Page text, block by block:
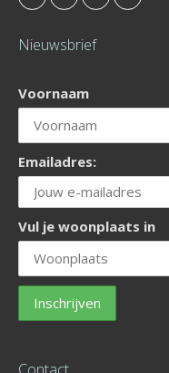
Nieuwsbrief
Voornaam
Emailadres:
Vul je woonplaats in